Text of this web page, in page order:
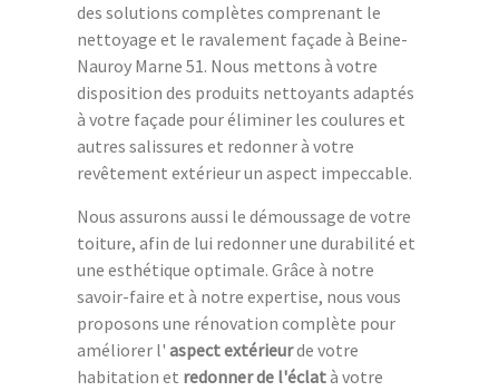
des solutions complètes comprenant le
nettoyage et le ravalement façade à Beine-
Nauroy Marne 51. Nous mettons à votre
disposition des produits nettoyants adaptés
à votre façade pour éliminer les coulures et
autres salissures et redonner à votre
revêtement extérieur un aspect impeccable.
Nous assurons aussi le démoussage de votre
toiture, afin de lui redonner une durabilité et
une esthétique optimale. Grâce à notre
savoir-faire et à notre expertise, nous vous
proposons une rénovation complète pour
améliorer l' aspect extérieurde votre
habitation et redonner de l'éclatà votre